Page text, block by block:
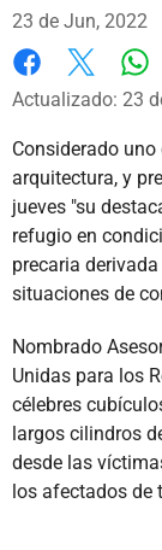
23 de Jun, 2022
Facebook
X
Actualizado: 23
Considerado
arquitectura, y
jueves "su
refugio en
precaria
situaciones de
Nombrado
Unidas para los
célebres
largos cilindros
desde las
los afectados de